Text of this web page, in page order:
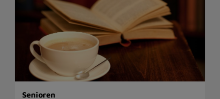
Senioren